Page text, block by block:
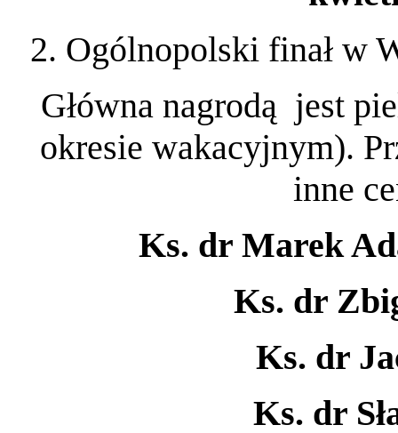
2. Ogólnopolski finał w
Główna nagrodą jest
okresie wakacyjnym).
inne
Ks. dr Marek
Ks. dr
Ks. dr
Ks. dr